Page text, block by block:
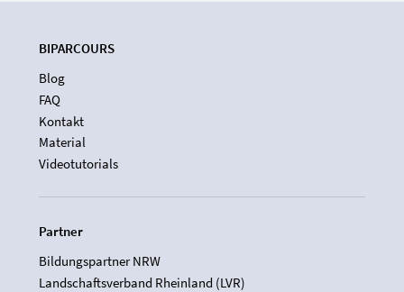
BIPARCOURS
Blog
FAQ
Kontakt
Material
Videotutorials
Partner
Bildungspartner NRW
Landschaftsverband Rheinland (LVR)